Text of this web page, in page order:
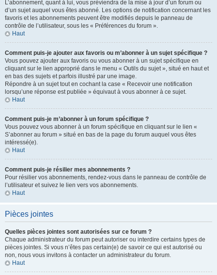
L’abonnement, quant à lui, vous préviendra de la mise à jour d’un forum ou
d’un sujet auquel vous êtes abonné. Les options de notification concernant les
favoris et les abonnements peuvent être modifiés depuis le panneau de
contrôle de l’utilisateur, sous les « Préférences du forum ».
Haut
Comment puis-je ajouter aux favoris ou m’abonner à un sujet spécifique ?
Vous pouvez ajouter aux favoris ou vous abonner à un sujet spécifique en
cliquant sur le lien approprié dans le menu « Outils du sujet », situé en haut et
en bas des sujets et parfois illustré par une image.
Répondre à un sujet tout en cochant la case « Recevoir une notification
lorsqu’une réponse est publiée » équivaut à vous abonner à ce sujet.
Haut
Comment puis-je m’abonner à un forum spécifique ?
Vous pouvez vous abonner à un forum spécifique en cliquant sur le lien «
S’abonner au forum » situé en bas de la page du forum auquel vous êtes
intéressé(e).
Haut
Comment puis-je résilier mes abonnements ?
Pour résilier vos abonnements, rendez-vous dans le panneau de contrôle de
l’utilisateur et suivez le lien vers vos abonnements.
Haut
Pièces jointes
Quelles pièces jointes sont autorisées sur ce forum ?
Chaque administrateur du forum peut autoriser ou interdire certains types de
pièces jointes. Si vous n’êtes pas certain(e) de savoir ce qui est autorisé ou
non, nous vous invitons à contacter un administrateur du forum.
Haut